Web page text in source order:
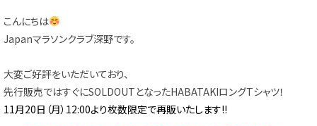
こんにちは
Japanマラソンクラブ深野です。
大変ご好評をいただいており、
先行販売ではすぐにSOLDOUTとなったHABATAKIロングTシャツ！
11月20日（月）12:00より枚数限定で再販いたします!!